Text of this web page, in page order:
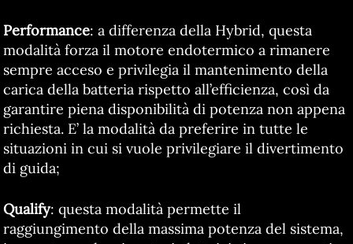
Performance: a differenza della Hybrid, questa
modalità forza il motore endotermico a rimanere
sempre acceso e privilegia il mantenimento della
carica della batteria rispetto all’efficienza, così da
garantire piena disponibilità di potenza non appena
richiesta. E’ la modalità da preferire in tutte le
situazioni in cui si vuole privilegiare il divertimento
di guida;
Qualify: questa modalità permette il
raggiungimento della massima potenza del sistema,